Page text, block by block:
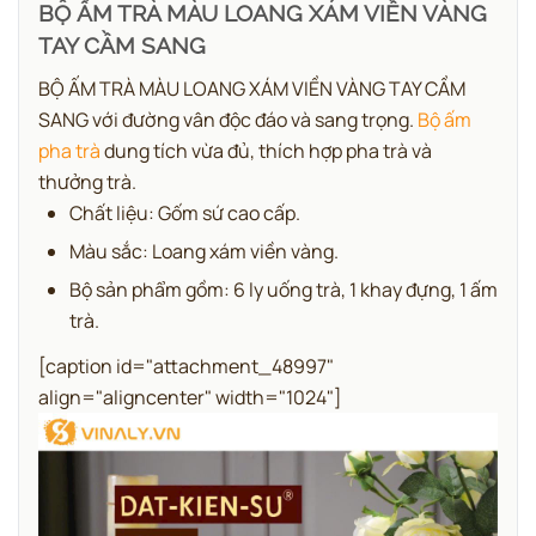
BỘ ẤM TRÀ MÀU LOANG XÁM VIỀN VÀNG
TAY CẦM SANG
BỘ ẤM TRÀ MÀU LOANG XÁM VIỀN VÀNG TAY CẦM
SANG với đường vân độc đáo và sang trọng. Bộ ấm
pha tràdung tích vừa đủ, thích hợp pha trà và
thưởng trà.
Chất liệu: Gốm sứ cao cấp.
Màu sắc: Loang xám viền vàng.
Bộ sản phẩm gồm: 6 ly uống trà, 1 khay đựng, 1 ấm
trà.
[caption id="attachment_48997"
align="aligncenter" width="1024"]